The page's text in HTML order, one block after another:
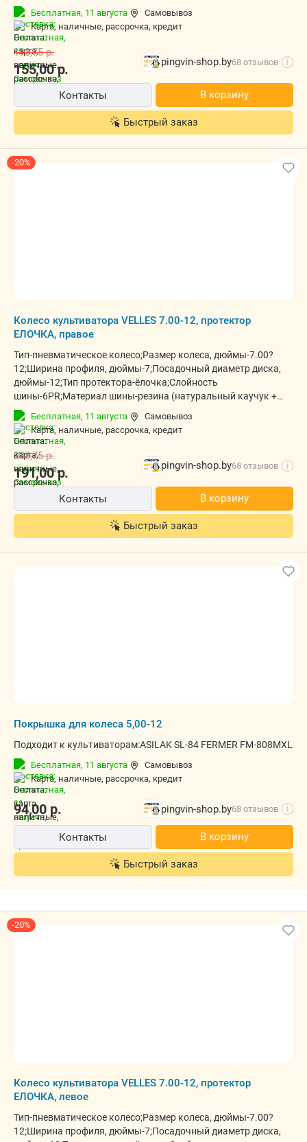
бутадиен-стирольный полимер);Армирование-нейлоновый
корд;Максимальная нагрузка, кг-225;Рабочее давление,
атм-0,8?1,5;Высокая проходимость-есть;Самоочищение
протектора-есть;Повышенное тяговое усилие-
есть;Устойчивость-есть;
Бесплатная, 11 августа
Самовывоз
карта, наличные, рассрочка, кредит
155,00р.
193,75р.
pingvin-shop.by68 отзывов i
Контакты В корзину
Быстрый заказ
-20%
Колесо культиватора VELLES 7.00-12, протектор
ЕЛОЧКА, правое
Тип-пневматическое колесо;Размер колеса, дюймы-7.00?
12;Ширина профиля, дюймы-7;Посадочный диаметр диска,
дюймы-12;Тип протектора-ёлочка;Слойность
шины-6PR;Материал шины-резина (натуральный каучук +
бутадиен-стирольный полимер);Армирование-нейлоновый
корд;Максимальная нагрузка, кг-248;Рабочее давление,
атм-0,8?1,5;Высокая проходимость-есть;Самоочищение
протектора-есть;Повышенное тяговое усилие-
есть;Устойчивость-есть;
Бесплатная, 11 августа
Самовывоз
карта, наличные, рассрочка, кредит
191,00р.
238,75р.
pingvin-shop.by68 отзывов i
Контакты В корзину
Быстрый заказ
Покрышка для колеса 5,00-12
Подходит к культиваторам:ASILAK SL-84 FERMER FM-808MXL
Бесплатная, 11 августа
Самовывоз
карта, наличные, рассрочка, кредит
94,00 р. pingvin-shop.by68 отзывов i
Контакты В корзину
Быстрый заказ
-20%
Колесо культиватора VELLES 7.00-12, протектор
ЕЛОЧКА, левое
Тип-пневматическое колесо;Размер колеса, дюймы-7.00?
12;Ширина профиля, дюймы-7;Посадочный диаметр диска,